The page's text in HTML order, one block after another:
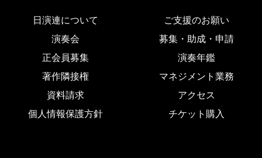
日演連について
ご支援のお願い
演奏会
募集・助成・申請
正会員募集
演奏年鑑
著作隣接権
マネジメント業務
資料請求
アクセス
個人情報保護方針
チケット購入